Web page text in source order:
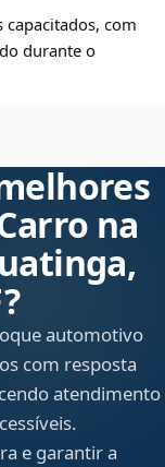
com
durante o
na
automotivo
com resposta
atendimento
e garantir a